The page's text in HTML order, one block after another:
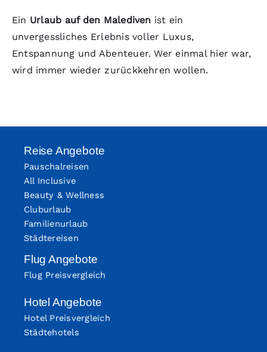
Ein Urlaub auf den Malediven ist ein
unvergessliches Erlebnis voller Luxus,
Entspannung und Abenteuer. Wer einmal hier war,
wird immer wieder zurückkehren wollen.
Reise Angebote
Pauschalreisen
All Inclusive
Beauty & Wellness
Cluburlaub
Familienurlaub
Städtereisen
Flug Angebote
Flug Preisvergleich
Hotel Angebote
Hotel Preisvergleich
Städtehotels